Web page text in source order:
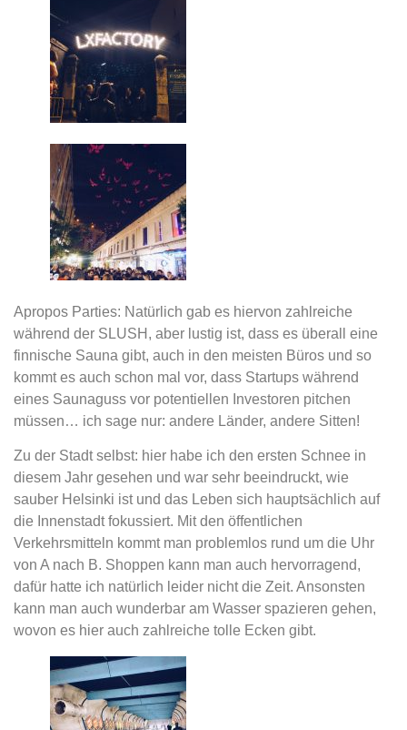
Apropos Parties: Natürlich gab es hiervon zahlreiche
während der SLUSH, aber lustig ist, dass es überall eine
finnische Sauna gibt, auch in den meisten Büros und so
kommt es auch schon mal vor, dass Startups während
eines Saunaguss vor potentiellen Investoren pitchen
müssen… ich sage nur: andere Länder, andere Sitten!
Zu der Stadt selbst: hier habe ich den ersten Schnee in
diesem Jahr gesehen und war sehr beeindruckt, wie
sauber Helsinki ist und das Leben sich hauptsächlich auf
die Innenstadt fokussiert. Mit den öffentlichen
Verkehrsmitteln kommt man problemlos rund um die Uhr
von A nach B. Shoppen kann man auch hervorragend,
dafür hatte ich natürlich leider nicht die Zeit. Ansonsten
kann man auch wunderbar am Wasser spazieren gehen,
wovon es hier auch zahlreiche tolle Ecken gibt.